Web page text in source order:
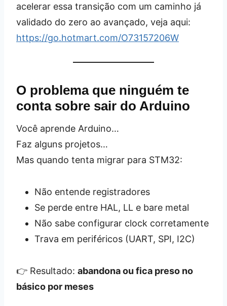
acelerar essa transição com um caminho já
validado do zero ao avançado, veja aqui:
https://go.hotmart.com/O73157206W
O problema que ninguém te
conta sobre sair do Arduino
Você aprende Arduino…
Faz alguns projetos…
Mas quando tenta migrar para STM32:
Não entende registradores
Se perde entre HAL, LL e bare metal
Não sabe configurar clock corretamente
Trava em periféricos (UART, SPI, I2C)
👉 Resultado: abandona ou fica preso no
básico por meses